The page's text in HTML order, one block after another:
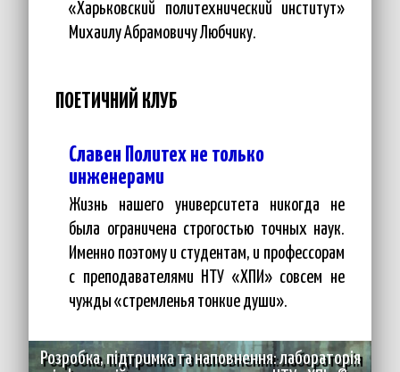
«Харьковский политехнический институт»
Михаилу Абрамовичу Любчику.
ПОЕТИЧНИЙ КЛУБ
Славен Политех не только
инженерами
Жизнь нашего университета никогда не
была ограничена строгостью точных наук.
Именно поэтому и студентам, и профессорам
с преподавателями НТУ «ХПИ» совсем не
чужды «стремленья тонкие души».
Розробка, підтримка та наповнення:лабораторія